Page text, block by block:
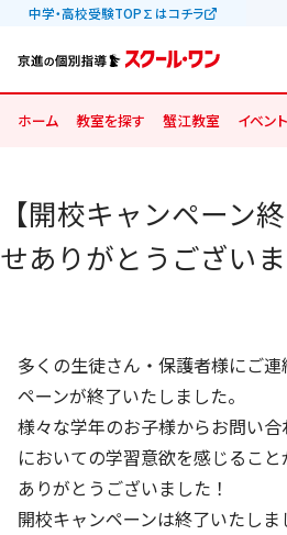
中学・高校受験TOP∑はコチラ
ホーム 教室を探す 蟹江教室 イベン
【開校キャンペーン
せありがとうございま
多くの生徒さん・保護者様にご
ペーンが終了いたしました。
様々な学年のお子様からお問い
においての学習意欲を感じること
ありがとうございました！
開校キャンペーンは終了いたし